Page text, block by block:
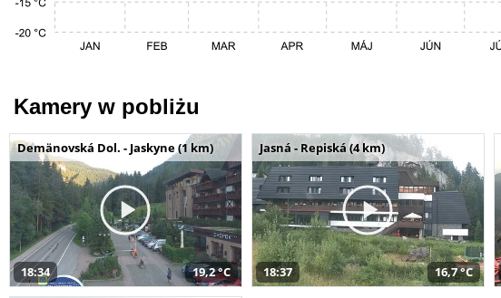
Kamery w pobliżu
Demänovská Dol. - Jaskyne (1 km)
18:34 19,2 °C
Jasná - Repiská (4 km)
18:37 16,7 °C